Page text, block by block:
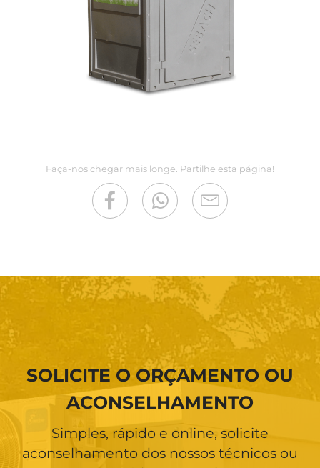
Faça-nos chegar mais longe. Partilhe esta página!
SOLICITE O ORÇAMENTO OU
ACONSELHAMENTO
Simples, rápido e online, solicite
aconselhamento dos nossos técnicos ou